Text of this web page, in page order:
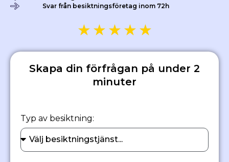
Svar från besiktningsföretag inom 72h
★ ★ ★ ★ ★
Skapa din förfrågan på under 2
minuter
Typ av besiktning: